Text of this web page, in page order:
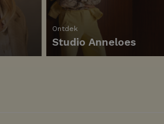
Ontdek
Studio Anneloes